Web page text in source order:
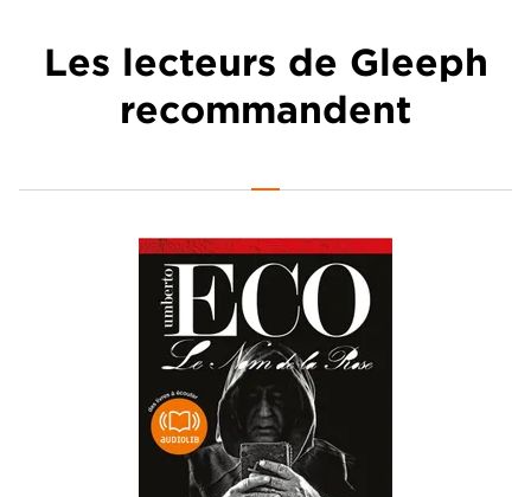
Les lecteurs de Gleeph
recommandent